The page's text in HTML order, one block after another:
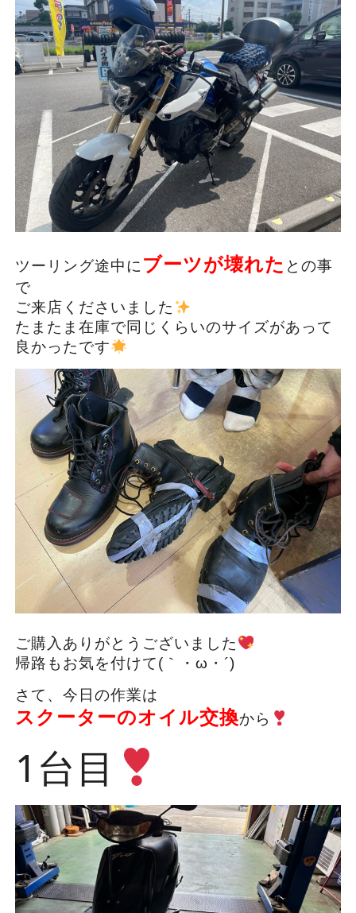
ツーリング途中にブーツが壊れた との事
で
ご来店くださいました
たまたま在庫で同じくらいのサイズがあって
良かったです
ご購入ありがとうございました
帰路もお気を付けて(｀・ω・´)ゞ
さて、今日の作業は
スクーターのオイル交換から
1台目